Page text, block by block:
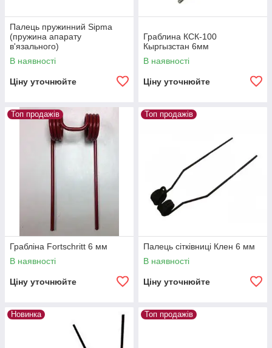
Палець пружинний Sipma
(пружина апарату
в'язального)
В наявності
Ціну уточнюйте
Граблина КСК-100
Кыргызстан 6мм
В наявності
Ціну уточнюйте
Топ продажів
Грабліна Fortschritt 6 мм
В наявності
Ціну уточнюйте
Топ продажів
Палець сітківниці Клен 6 мм
В наявності
Ціну уточнюйте
Новинка Топ продажів